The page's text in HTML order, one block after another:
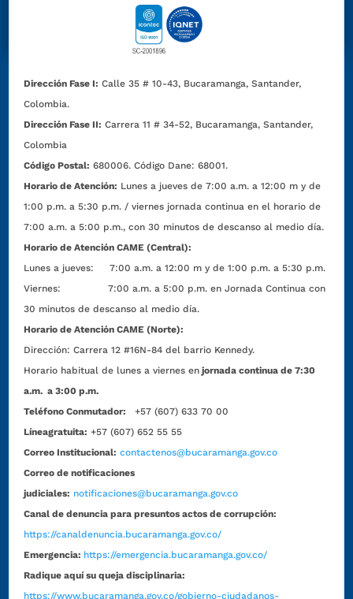
Dirección Fase I: Calle 35 # 10-43, Bucaramanga, Santander,
Colombia.
Dirección Fase II: Carrera 11 # 34-52, Bucaramanga, Santander,
Colombia
Código Postal: 680006. Código Dane: 68001.
Horario de Atención: Lunes a jueves de 7:00 a.m. a 12:00 m y de
1:00 p.m. a 5:30 p.m. / viernes jornada continua en el horario de
7:00 a.m. a 5:00 p.m., con 30 minutos de descanso al medio día.
Horario de Atención CAME (Central):
Lunes a jueves: 7:00 a.m. a 12:00 m y de 1:00 p.m. a 5:30 p.m.
Viernes: 7:00 a.m. a 5:00 p.m. en Jornada Continua con
30 minutos de descanso al medio día.
Horario de Atención CAME (Norte):
Dirección:Carrera 12 #16N-84 del barrio Kennedy.
Horario habitual de lunes a viernes en jornada continua de 7:30
a.m. a 3:00 p.m.
Teléfono Conmutador:
+57 (607) 633 70 00
Líneagratuita: +57 (607) 652 55 55
Correo Institucional: contactenos@bucaramanga.gov.co
Correo de notificaciones
judiciales: notificaciones@bucaramanga.gov.co
Canal de denuncia para presuntos actos de corrupción:
https://canaldenuncia.bucaramanga.gov.co/
Emergencia: https://emergencia.bucaramanga.gov.co/
Radique aquí su queja disciplinaria:
https://www.bucaramanga.gov.co/gobierno-ciudadanos-